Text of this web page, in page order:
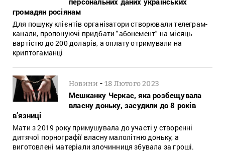
громадян росіянам
Для пошуку клієнтів організатори створювали телеграм-
канали, пропонуючі придбати "абонемент" на місяць
вартістю до 200 доларів, а оплату отримували на
криптогаманці
Новини -18 Лютого 2023
Мешканку Черкас, яка розбещувала
власну доньку, засудили до 8 років
в’язниці
Мати з 2019 року примушувала до участі у створенні
дитячої порнографії власну малолітню доньку, а
виготовлені матеріали злочинниця збувала за гроші.